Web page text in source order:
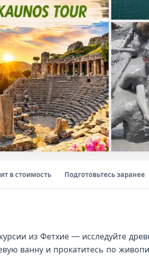
в стоимость Подготовьтесь заранее
из Фетхие — исследуйте
ванну и прокатитесь по